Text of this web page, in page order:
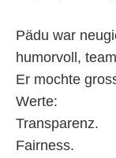
Pädu war
humorvoll,
Er mochte
Werte:
Transparenz.
Fairness.